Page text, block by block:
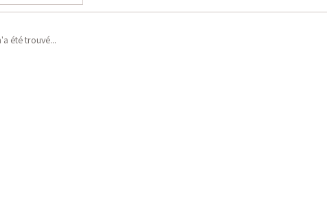
été trouvé...